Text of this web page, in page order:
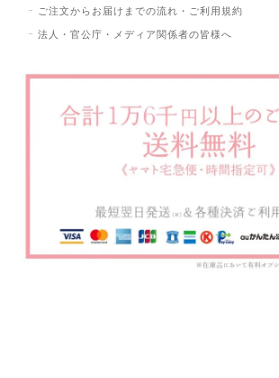
ご注文からお届けまでの流れ・ご利用規約
法人・官公庁・メディア関係者の皆様へ